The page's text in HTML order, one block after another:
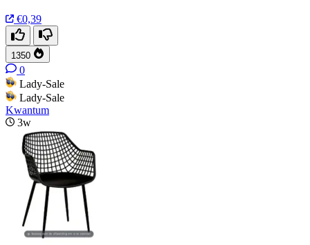
€0,39
1350
0
Lady-Sale
Lady-Sale
Kwantum
3w